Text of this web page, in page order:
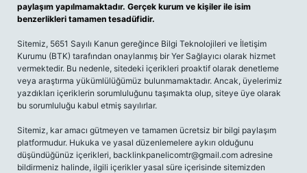
paylaşım yapılmamaktadır. Gerçek kurum ve kişiler ile isim
benzerlikleri tamamen tesadüfidir.
Sitemiz, 5651 Sayılı Kanun gereğince Bilgi Teknolojileri ve İletişim
Kurumu (BTK) tarafından onaylanmış bir Yer Sağlayıcı olarak hizmet
vermektedir. Bu nedenle, sitedeki içerikleri proaktif olarak denetleme
veya araştırma yükümlülüğümüz bulunmamaktadır. Ancak, üyelerimiz
yazdıkları içeriklerin sorumluluğunu taşımakta olup, siteye üye olarak
bu sorumluluğu kabul etmiş sayılırlar.
Sitemiz, kar amacı gütmeyen ve tamamen ücretsiz bir bilgi paylaşım
platformudur. Hukuka ve yasal düzenlemelere aykırı olduğunu
düşündüğünüz içerikleri, backlinkpanelicomtr@gmail.com adresine
bildirmeniz halinde, ilgili içerikler yasal süre içerisinde sitemizden